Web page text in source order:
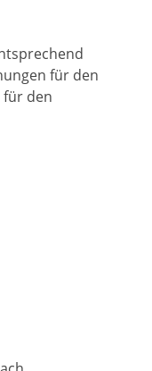
für den
den